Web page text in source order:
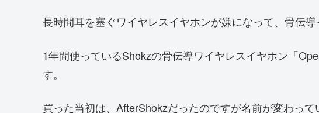
長時間耳を塞ぐワイヤレスイヤホンが嫌になって、骨伝導
1年間使っているShokzの骨伝導ワイヤレスイヤホン「
す。
買った当初は、AfterShokzだったのですが名前が変わって